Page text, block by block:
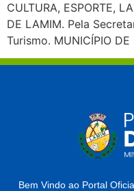
CULTURA, ESPORTE,
DE LAMIM. Pela
Turismo. MUNICÍPIO
Bem Vindo ao Portal